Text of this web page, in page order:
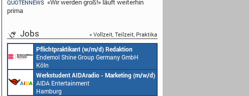
QUOTENNEWS
prima
Jobs » Vollzeit, Teilzeit, Praktika
Pflichtpraktikant (w/m/d) Redaktion
Endemol Shine Group Germany GmbH
Köln
Werkstudent AIDAradio - Marketing (m/w/d)
AIDA Entertainment
Hamburg